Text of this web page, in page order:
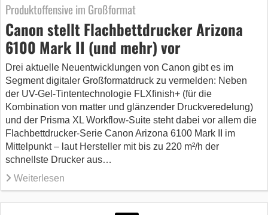
Produktoffensive im Großformat
Canon stellt Flachbettdrucker Arizona
6100 Mark II (und mehr) vor
Drei aktuelle Neuentwicklungen von Canon gibt es im
Segment digitaler Großformatdruck zu vermelden: Neben
der UV-Gel-Tintentechnologie FLXfinish+ (für die
Kombination von matter und glänzender Druckveredelung)
und der Prisma XL Workflow-Suite steht dabei vor allem die
Flachbettdrucker-Serie Canon Arizona 6100 Mark II im
Mittelpunkt ‒ laut Hersteller mit bis zu 220 m²/h der
schnellste Drucker aus…
Weiterlesen